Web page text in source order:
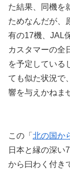
た結果、同機を
ためなんだが、
有の17機、JAL
カスタマーの全
を予定している
ても似た状況で
響を与えかねま
この「 北の国か
日本と縁の深い
から曰わく付き